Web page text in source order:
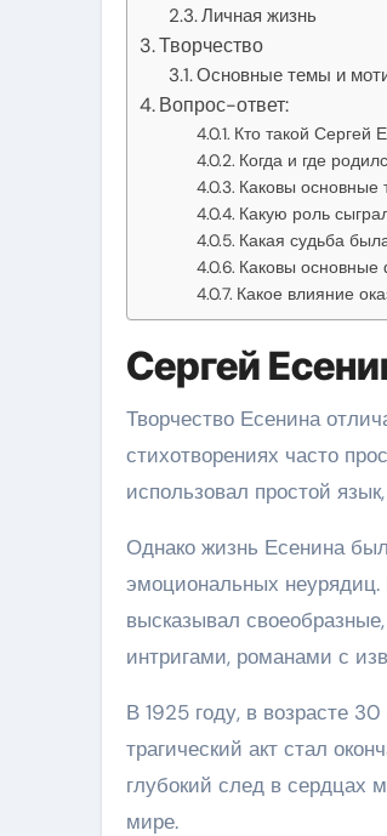
Личная жизнь
Творчество
Основные темы и
Вопрос-ответ:
Кто такой Сергей
Когда и где
Каковы основные
Какую роль
Какая судьба
Каковы основные
Какое влияние
Сергей
Творчество Есенина
стихотворениях часто
использовал простой
Однако жизнь Есенина
эмоциональных
высказывал
интригами, романами с
В 1925 году, в возрасте
трагический акт стал
глубокий след в сердцах
мире.